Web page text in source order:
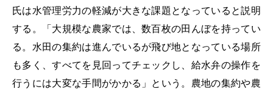
氏は水管理労力の軽減が大きな課題となっていると説明
する。「大規模な農家では、数百枚の田んぼを持ってい
る。水田の集約は進んでいるが飛び地となっている場所
も多く、すべてを見回ってチェックし、給水弁の操作を
行うには大変な手間がかかる」という。農地の集約や農